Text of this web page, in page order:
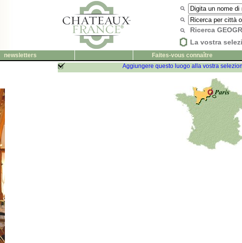
Ricerca
La vostra
newsletters Faites-vous connaître
Aggiungere questo luogo alla vostra